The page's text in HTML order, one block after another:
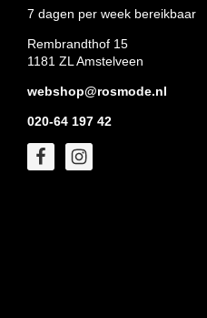
7 dagen per week bereikbaar
Rembrandthof 15
1181 ZL Amstelveen
webshop@rosmode.nl
020-64 197 42